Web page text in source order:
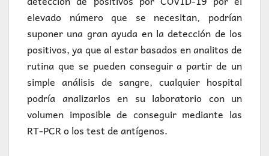
elevado número que se necesitan, podrían
suponer una gran ayuda en la detección de los
positivos, ya que al estar basados en analitos de
rutina que se pueden conseguir a partir de un
simple análisis de sangre, cualquier hospital
podría analizarlos en su laboratorio con un
volumen imposible de conseguir mediante las
RT-PCR o los test de antígenos.